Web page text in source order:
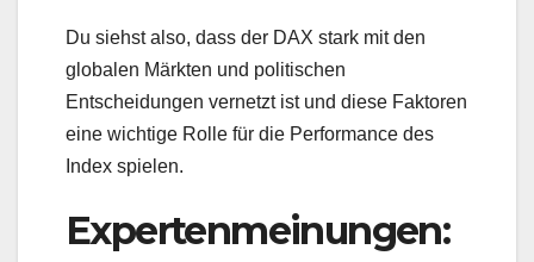
Du siehst also, dass der DAX stark mit den
globalen Märkten und politischen
Entscheidungen vernetzt ist und diese Faktoren
eine wichtige Rolle für die Performance des
Index spielen.
Expertenmeinungen: